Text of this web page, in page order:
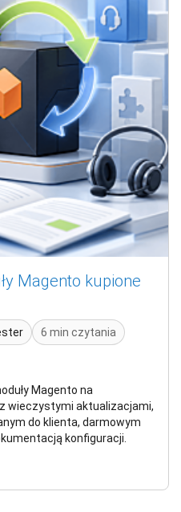
Magento kupione
6 min czytania
Magento na
wieczystymi aktualizacjami,
do klienta, darmowym
konfiguracji.